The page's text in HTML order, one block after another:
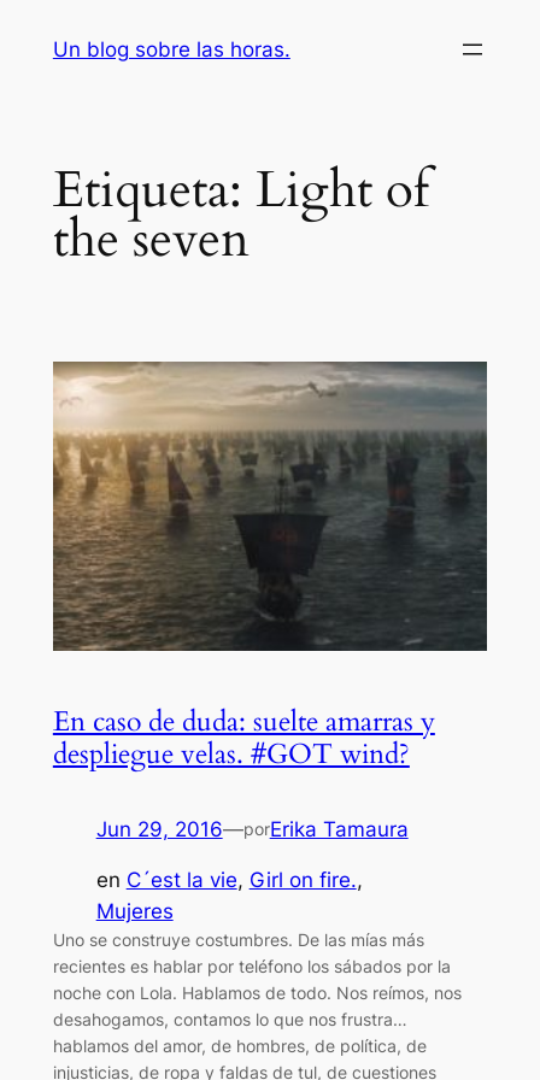
Un blog sobre las horas.
Etiqueta: Light of
the seven
En caso de duda: suelte amarras y
despliegue velas. #GOT wind?
Jun 29, 2016—porErika Tamaura
en C´est la vie, Girl on fire.
Mujeres
Uno se construye costumbres. De las mías más
recientes es hablar por teléfono los sábados por la
noche con Lola. Hablamos de todo. Nos reímos, nos
desahogamos, contamos lo que nos frustra…
hablamos del amor, de hombres, de política, de
injusticias, de ropa y faldas de tul, de cuestiones